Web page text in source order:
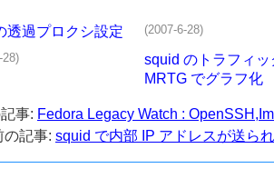
透過プロクシ設定 (2007-6-28)
28)
squid のトラフィッ
MRTG でグラフ化
事: Fedora Legacy Watch :
記事: squid で内部 IP アドレスが送ら